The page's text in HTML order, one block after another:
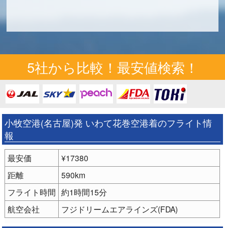
5社から比較！最安値検索！
小牧空港(名古屋)発 いわて花巻空港着のフライト情
報
最安価
¥17380
距離
590km
フライト時間 約1時間15分
航空会社
フジドリームエアラインズ(FDA)